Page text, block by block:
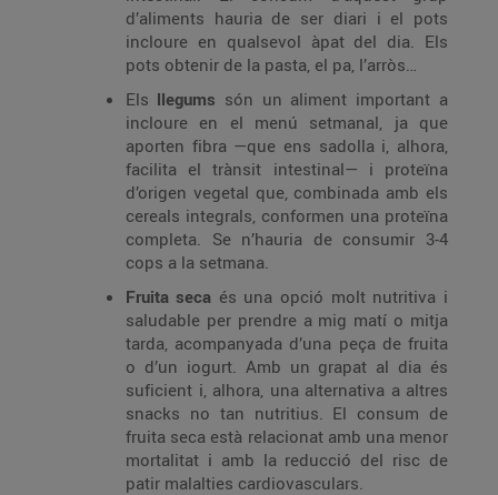
d’aliments hauria de ser diari i el pots
incloure en qualsevol àpat del dia. Els
pots obtenir de la pasta, el pa, l’arròs…
Els llegums són un aliment important a
incloure en el menú setmanal, ja que
aporten fibra —que ens sadolla i, alhora,
facilita el trànsit intestinal— i proteïna
d’origen vegetal que, combinada amb els
cereals integrals, conformen una proteïna
completa. Se n’hauria de consumir 3-4
cops a la setmana.
Fruita seca és una opció molt nutritiva i
saludable per prendre a mig matí o mitja
tarda, acompanyada d’una peça de fruita
o d’un iogurt. Amb un grapat al dia és
suficient i, alhora, una alternativa a altres
snacks no tan nutritius. El consum de
fruita seca està relacionat amb una menor
mortalitat i amb la reducció del risc de
patir malalties cardiovasculars.